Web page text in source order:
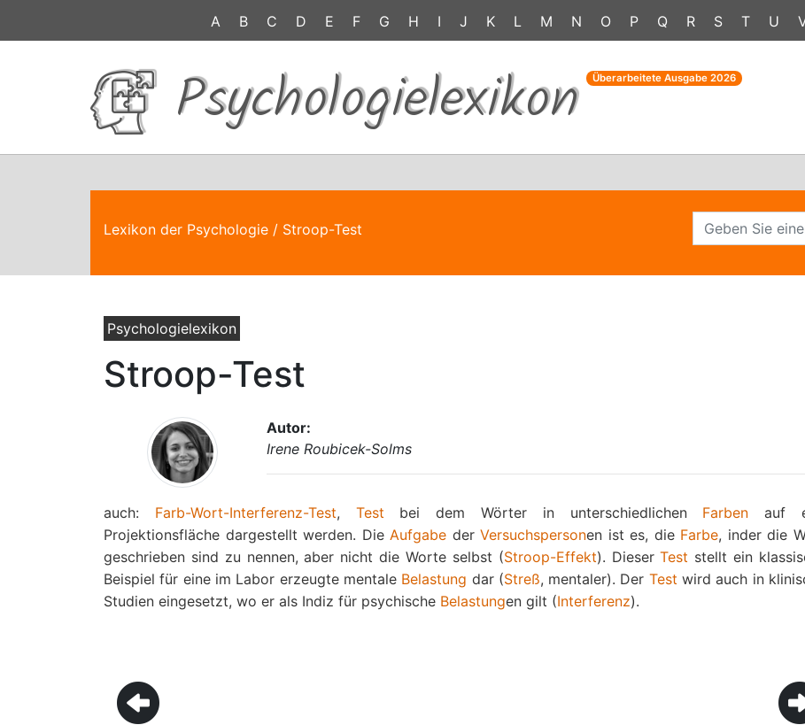
A B C D E F G H I J K L M N O P Q R S T U
Psychologielexikon Überarbeitete Ausgabe 2026
Lexikon der Psychologie / Stroop-Test
Psychologielexikon
Stroop-Test
Autor:
Irene Roubicek-Solms
auch: Farb-Wort-Interferenz-Test, Test bei dem Wörter in unterschiedlichen Farben auf
Projektionsfläche dargestellt werden. DieAufgabe derVersuchspersonen ist es, die Farbe, inder die
geschrieben sind zu nennen, aber nicht die Worte selbst (Stroop-Effekt). DieserTest stellt ein
Beispiel für eine im Labor erzeugte mentale Belastung dar (Streß, mentaler). Der Test wird auch in
Studien eingesetzt, wo er als Indiz für psychische Belastungen gilt (Interferenz).